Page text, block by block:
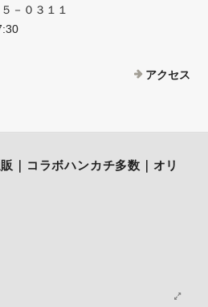
－０３１１
アクセス
｜コラボハンカチ多数｜オリ